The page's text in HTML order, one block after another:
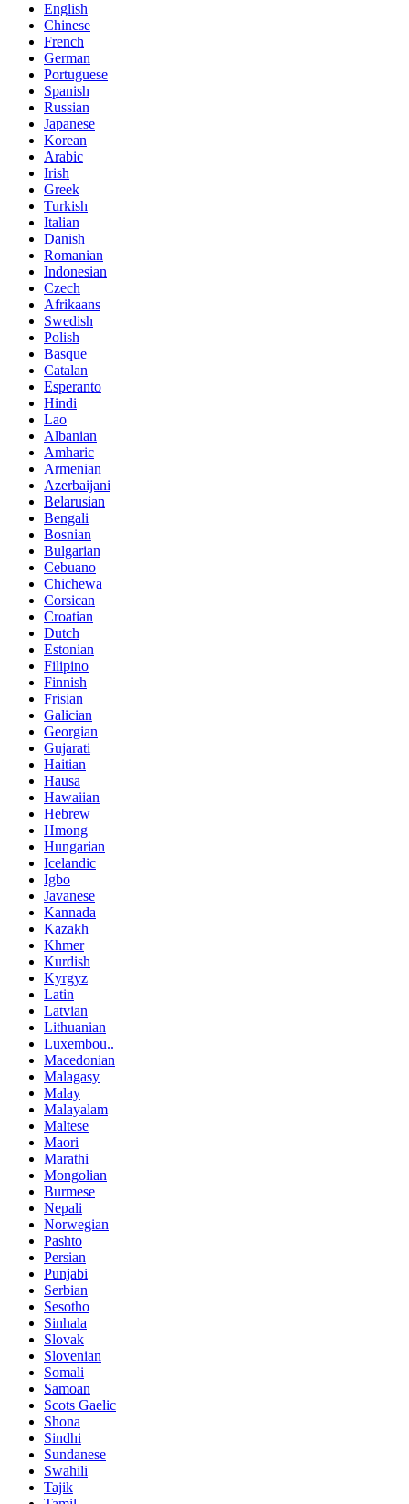
English
Chinese
French
German
Portuguese
Spanish
Russian
Japanese
Korean
Arabic
Irish
Greek
Turkish
Italian
Danish
Romanian
Indonesian
Czech
Afrikaans
Swedish
Polish
Basque
Catalan
Esperanto
Hindi
Lao
Albanian
Amharic
Armenian
Azerbaijani
Belarusian
Bengali
Bosnian
Bulgarian
Cebuano
Chichewa
Corsican
Croatian
Dutch
Estonian
Filipino
Finnish
Frisian
Galician
Georgian
Gujarati
Haitian
Hausa
Hawaiian
Hebrew
Hmong
Hungarian
Icelandic
Igbo
Javanese
Kannada
Kazakh
Khmer
Kurdish
Kyrgyz
Latin
Latvian
Lithuanian
Luxembou..
Macedonian
Malagasy
Malay
Malayalam
Maltese
Maori
Marathi
Mongolian
Burmese
Nepali
Norwegian
Pashto
Persian
Punjabi
Serbian
Sesotho
Sinhala
Slovak
Slovenian
Somali
Samoan
Scots Gaelic
Shona
Sindhi
Sundanese
Swahili
Tajik